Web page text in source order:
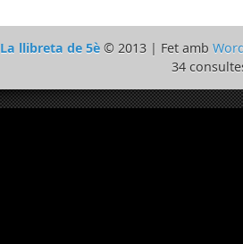
La llibreta de 5è © 2013 | Fet amb
34